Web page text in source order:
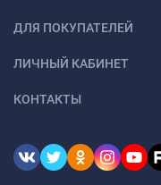
ДЛЯ ПОКУПАТЕЛЕЙ
ЛИЧНЫЙ КАБИНЕТ
КОНТАКТЫ